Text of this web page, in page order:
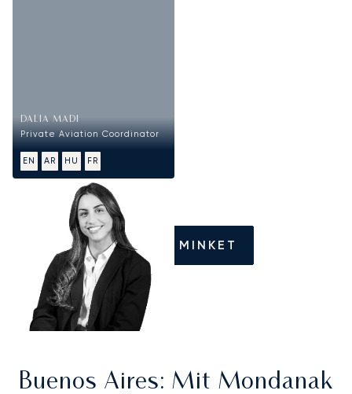
DALIA MADI
Private Aviation Coordinator
EN AR HU FR
HÍVJON MINKET
Buenos Aires: Mit Mondanak